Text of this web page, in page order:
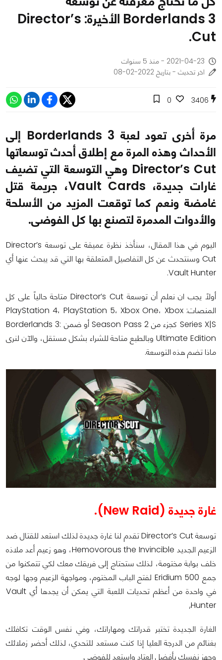
Borderlands 3 الأخيرة: Director’s
Cut.
2021-04-23 - منذ 5 سنوات
اخر تحديث - بتاريخ 2022-02-08
3406
0
مرة أخرى تعود لعبة Borderlands 3 إلى
الأحداث وهذه المرة مع إطلاق أحدث توسعاتها
Director’s Cut وهي التوسعة التي تضيف
غارات جديدة، Vault Cards، جريمة قتل
غامضة ونعم كما توقعت المزيد من الأسلحة
والأدوات المدمرة لتصنع بها كل الفوضى.
اليوم في هذا المقال، سنأخذ نظرة عميقة على توسعة Director’s
Cut وسنتحدث عن كل التفاصيل المتعلقة بها التي قد يبحث عنها أي
Vault Hunter.
أولاً يجب ان نعلم أن توسعة Director’s Cut متاحة حالياً على كل
المنصات: PlayStation 4، PlayStation 5، Xbox One، Xbox
Series X|S كجزء من Season Pass 2 أو ضمن Borderlands 3:
Ultimate Edition وبالطبع متاحة للشراء بشكل مستقل، والآن لنرى
ماذا تضم هذه التوسعة.
غارة جديدة (New Raid).
توسعة Director’s Cut تقدم لنا غارة جديدة لذلك استعد للقتال ضد
الزعيم الجديد Hemovorous the Invincible، وهو زعيم أعد ملاذه
خلف بوابة مختومة، لذلك ستحتاج إلى فريقك معك لكي تتمكنوا من
جمع 500 Eridium لفتح الباب المختوم، ومواجهة الزعيم وجها لوجه
في واحدة من أعظم تحديات اللعبة التي يمكن أن يجدها أي Vault
Hunter,
الغارة الجديدة تختبر قدراتك ومهاراتك، وفي نفس الوقت تكافئك
بغنائم من الدرجة العليا إذا كنت مستعد للتحدي، لذلك أحضر زملائك
وجهز نفسك بأفضل العتاد واستعد للفوضى.